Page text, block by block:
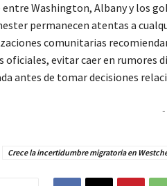
entre Washington, Albany y los
permanecen atentas a
comunitarias
oficiales, evitar caer en rumores
antes de tomar decisiones
-
Crece la incertidumbre migratoria en